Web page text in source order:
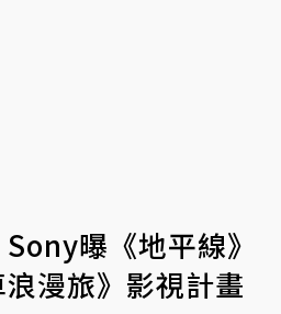
曝《地平線》
浪漫旅》影視計畫